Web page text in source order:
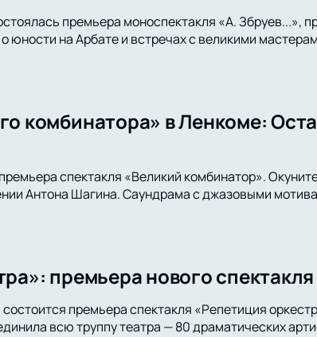
премьера моноспектакля «А. Збруев...»,
юности на Арбате и встречах с великими
комбинатора» в Ленкоме:
спектакля «Великий комбинатор».
Антона Шагина. Саундрама с джазовыми
премьера нового
премьера спектакля «Репетиция
всю труппу театра — 80 драматических